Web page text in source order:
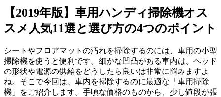
【2019年版】車用ハンディ掃除機オス
スメ人気11選と選び方の4つのポイント
シートやフロアマットの汚れを掃除するのには、車用の小型
掃除機を使うと便利です。細かな凹凸がある車内は、ヘッド
の形状や電源の供給をどうしたら良いは非常に悩みますよ
ね。そこで今回は、車内を掃除するのに最適な「車用掃除
機」をご紹介します。手頃な価格のものから、少し値段が張